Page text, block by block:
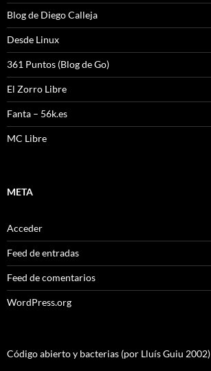
Blog de Diego Calleja
Desde Linux
361 Puntos (Blog de Go)
El Zorro Libre
Fanta – 56k.es
MC Libre
META
Acceder
Feed de entradas
Feed de comentarios
WordPress.org
Código abierto y bacterias (por Lluís Guiu 2002)